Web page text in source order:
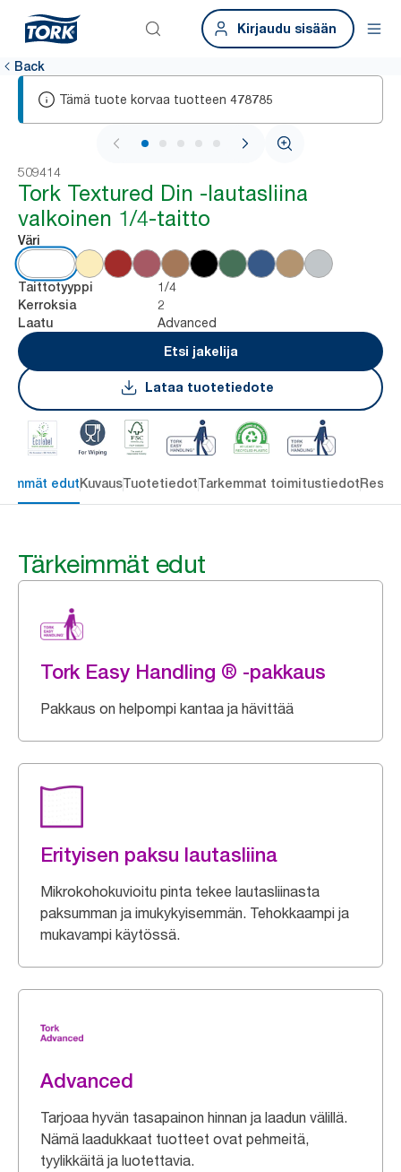
Kirjaudu sisään
Back
Tämä tuote korvaa tuotteen 478785
1 / 5
509414
Tork Textured Din -lautasliina
valkoinen 1/4-taitto
Väri
Taittotyyppi 1/4
Kerroksia 2
Laatu
Advanced
Etsi jakelija
Lataa tuotetiedote
edutKuvausTuotetiedotTarkemmat toimitustiedot
Tärkeimmät edut
Tork Easy Handling ® -pakkaus
Pakkaus on helpompi kantaa ja hävittää
Erityisen paksu lautasliina
Mikrokohokuvioitu pinta tekee lautasliinasta
paksumman ja imukykyisemmän. Tehokkaampi ja
mukavampi käytössä.
Advanced
Tarjoaa hyvän tasapainon hinnan ja laadun välillä.
Nämä laadukkaat tuotteet ovat pehmeitä,
tyylikkäitä ja luotettavia.